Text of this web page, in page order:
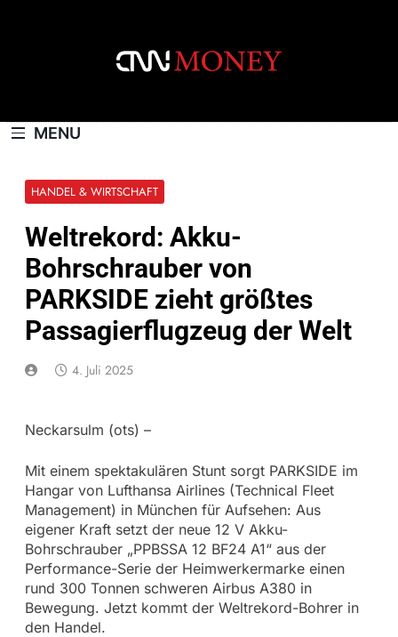
MENU
HANDEL & WIRTSCHAFT
Weltrekord: Akku-
Bohrschrauber von
PARKSIDE zieht größtes
Passagierflugzeug der Welt
4. Juli 2025
Neckarsulm (ots) –
Mit einem spektakulären Stunt sorgt PARKSIDE im
Hangar von Lufthansa Airlines (Technical Fleet
Management) in München für Aufsehen: Aus
eigener Kraft setzt der neue 12 V Akku-
Bohrschrauber „PPBSSA 12 BF24 A1“ aus der
Performance-Serie der Heimwerkermarke einen
rund 300 Tonnen schweren Airbus A380 in
Bewegung. Jetzt kommt der Weltrekord-Bohrer in
den Handel.